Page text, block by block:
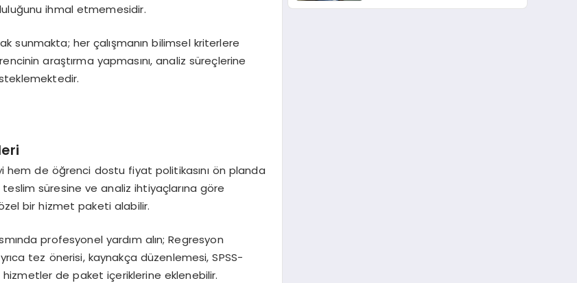
ihmal etmemesidir.
sunmakta; her çalışmanın bilimsel kriterlere
araştırma yapmasını, analiz süreçlerine
de öğrenci dostu fiyat politikasını ön planda
teslim süresine ve analiz ihtiyaçlarına göre
bir hizmet paketi alabilir.
profesyonel yardım alın; Regresyon
tez önerisi, kaynakça düzenlemesi, SPSS-
hizmetler de paket içeriklerine eklenebilir.